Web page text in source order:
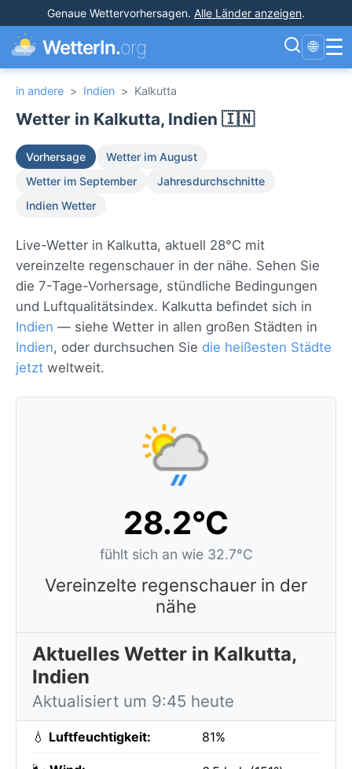
Genaue Wettervorhersagen. Alle Länder anzeigen.
WetterIn.org 🌐 ☰
in andere > Indien > Kalkutta
Wetter in Kalkutta, Indien 🇮🇳
Vorhersage
Wetter im August
Wetter im September
Jahresdurchschnitte
Indien Wetter
Live-Wetter in Kalkutta, aktuell 28°C mit
vereinzelte regenschauer in der nähe. Sehen Sie
die 7-Tage-Vorhersage, stündliche Bedingungen
und Luftqualitätsindex. Kalkutta befindet sich in
Indien — siehe Wetter in allen großen Städten in
Indien, oder durchsuchen Sie die heißesten Städte
jetzt weltweit.
28.2°C
fühlt sich an wie 32.7°C
Vereinzelte regenschauer in der
nähe
Aktuelles Wetter in Kalkutta,
Indien
Aktualisiert um 9:45 heute
💧 Luftfeuchtigkeit: 81%